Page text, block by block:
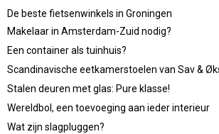
De beste fietsenwinkels in Groningen
Makelaar in Amsterdam-Zuid nodig?
Een container als tuinhuis?
Scandinavische eetkamerstoelen van Sav &
Stalen deuren met glas: Pure klasse!
Wereldbol, een toevoeging aan ieder interieur
Wat zijn slagpluggen?